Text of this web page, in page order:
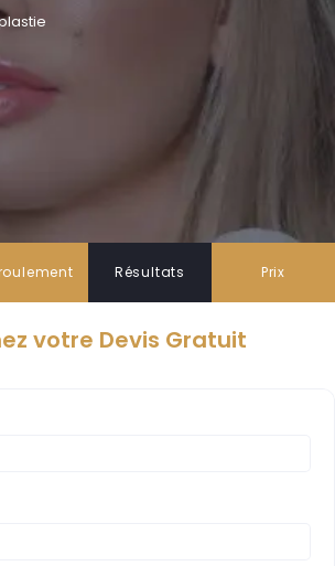
Profiloplastie
Séjour
un devis GRATUIT
Résultats Prix
votre Devis Gratuit